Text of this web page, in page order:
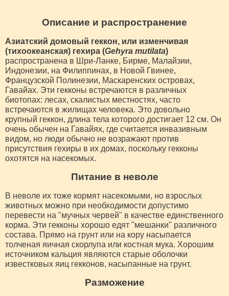
Описание и распространение
Азиатский домовый геккон, или изменчивая
(тихоокеанская) гехира (Gehyra mutilata)
распространена в Шри-Ланке, Бирме, Малайзии,
Индонезии, на Филиппинах, в Новой Гвинее,
Французской Полинезии, Маскаренских островах,
Гавайах. Эти гекконы встречаются в различных
биотопах: лесах, скалистых местностях, часто
встречаются в жилищах человека. Это довольно
крупный геккон, длина тела которого достигает 12 см. Он
очень обычен на Гавайях, где считается инвазивным
видом, но люди обычно не возражают против
присутствия гехиры в их домах, поскольку гекконы
охотятся на насекомых.
Питание в неволе
В неволе их тоже кормят насекомыми, но взрослых
животных можно при необходимости допустимо
перевести на "мучных червей" в качестве единственного
корма. Эти гекконы хорошо едят "мешанки" различного
состава. Прямо на грунт или на кору насыпается
толченая яичная скорлупа или костная мука. Хорошим
источником кальция являются старые оболочки
известковых яиц гекконов, насыпанные на грунт.
Разможение